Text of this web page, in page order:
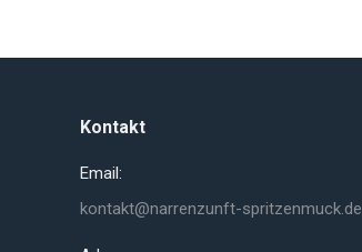
Kontakt
Email:
kontakt@narrenzunft-spritzenmuck.de